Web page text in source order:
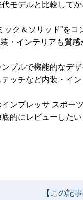
代モデルと比較して
ック＆ソリッド”を
・インテリアも質感
プルで機能的なデ
ッチなど内装・イ
ンプレッサ スポー
的にレビューしたい
【この記